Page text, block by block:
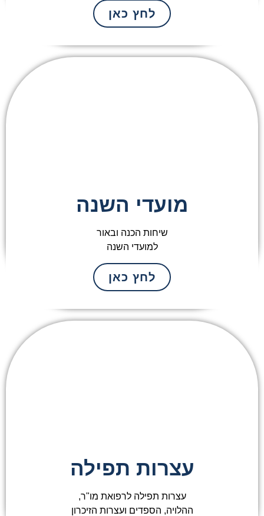
לחץ כאן
מועדי השנה
שיחות הכנה ובאור
למועדי השנה
לחץ כאן
עצרות תפילה
עצרות תפילה לרפואת מו"ר,
ההלויה, הספדים ועצרות הזיכרון